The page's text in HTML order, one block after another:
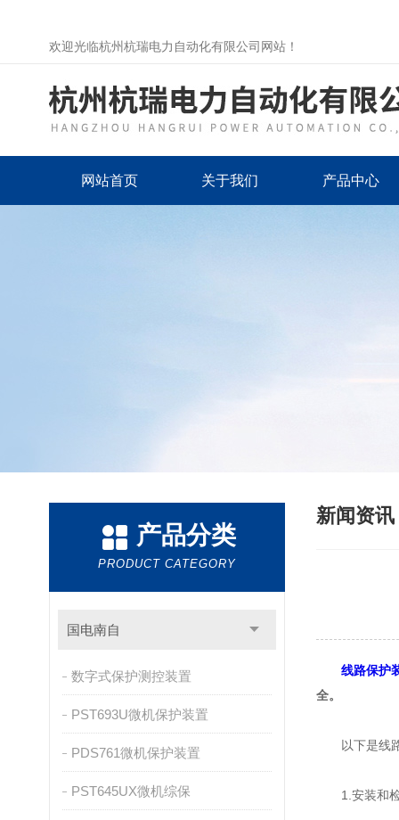
欢迎光临杭州杭瑞电力自动化有限公司网站！
网站首页 关于我们 产品中心
产品分类
PRODUCT CATEGORY
国电南自
数字式保护测控装置
PST693U微机保护装置
PDS761微机保护装置
PST645UX微机综保
新闻资讯
线路保护
全。
以下是线路
1.安装和